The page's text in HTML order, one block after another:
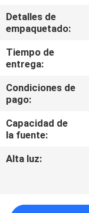
CONTROL
CALIDAD
ÉNTRENOS
EN
CONTACTO
CON
Detalles de
empaquetado:
Tiempo de
entrega:
Condiciones de
pago:
Capacidad de
la fuente:
Alta luz: